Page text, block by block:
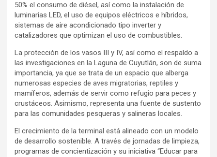
50% el consumo de diésel, así como la instalación de
luminarias LED, el uso de equipos eléctricos e híbridos,
sistemas de aire acondicionado tipo inverter y
catalizadores que optimizan el uso de combustibles.
La protección de los vasos III y IV, así como el respaldo a
las investigaciones en la Laguna de Cuyutlán, son de suma
importancia, ya que se trata de un espacio que alberga
numerosas especies de aves migratorias, reptiles y
mamíferos, además de servir como refugio para peces y
crustáceos. Asimismo, representa una fuente de sustento
para las comunidades pesqueras y salineras locales.
El crecimiento de la terminal está alineado con un modelo
de desarrollo sostenible. A través de jornadas de limpieza,
programas de concientización y su iniciativa “Educar para